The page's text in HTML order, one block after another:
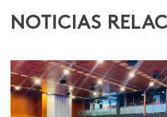
NOTICIAS